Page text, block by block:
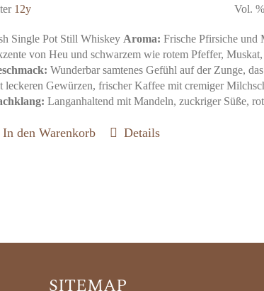
12y Vol. %
Single Pot Still Whiskey Aroma: Frische Pfirsiche und
von Heu und schwarzem wie rotem Pfeffer,
Wunderbar samtenes Gefühl auf der Zunge,
leckeren Gewürzen, frischer Kaffee mit cremiger
Langanhaltend mit Mandeln, zuckriger Süße,
In den Warenkorb Details